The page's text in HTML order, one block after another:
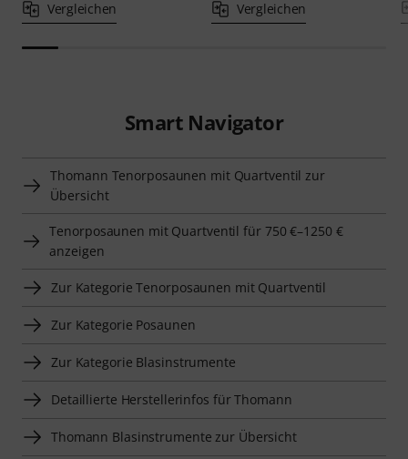
Vergleichen Vergleichen
Smart Navigator
Thomann Tenorposaunen mit Quartventil zur
Übersicht
Tenorposaunen mit Quartventil für 750 €–1250 €
anzeigen
Zur Kategorie Tenorposaunen mit Quartventil
Zur Kategorie Posaunen
Zur Kategorie Blasinstrumente
Detaillierte Herstellerinfos für Thomann
Thomann Blasinstrumente zur Übersicht